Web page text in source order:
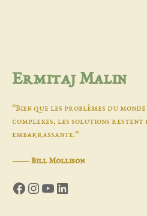
Ermitaj Malin
“Bien que les problèmes du
complexes, les solutions restent
embarrassante.”
―Bill Mollison
Facebook
Instagram
YouTube
LinkedIn